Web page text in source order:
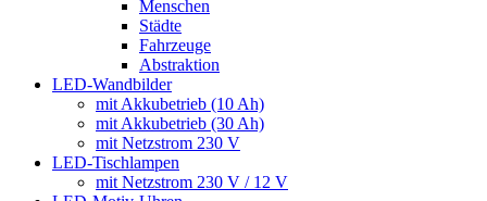
Menschen
Städte
Fahrzeuge
Abstraktion
LED-Wandbilder
mit Akkubetrieb (10 Ah)
mit Akkubetrieb (30 Ah)
mit Netzstrom 230 V
LED-Tischlampen
mit Netzstrom 230 V / 12 V